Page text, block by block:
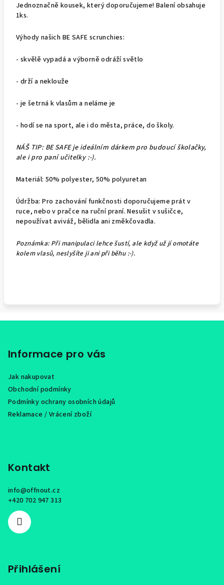
Jednoznačně kousek, který doporučujeme! Balení obsahuje
1ks.
Výhody našich BE SAFE scrunchies:
- skvělě vypadá a výborně odráží světlo
- drží a neklouže
- je šetrná k vlasům a neláme je
- hodí se na sport, ale i do města, práce, do školy.
NÁŠ TIP: BE SAFE je ideálním dárkem pro budoucí školačky,
ale i pro paní učitelky :-).
Materiál: 50% polyester, 50% polyuretan
Údržba: Pro zachování funkčnosti doporučujeme prát v
ruce, nebo v pračce na ruční praní. Nesušit v sušičce,
nepoužívat aviváž, bělidla ani změkčovadla.
Poznámka: Při manipulaci lehce šustí, ale když už jí omotáte
kolem vlasů, neslyšíte ji ani při běhu :-).
Informace pro vás
Jak nakupovat
Obchodní podmínky
Podmínky ochrany osobních údajů
Reklamace / Vrácení zboží
Kontakt
info@offnout.cz
+420 702 947 313
Přihlášení